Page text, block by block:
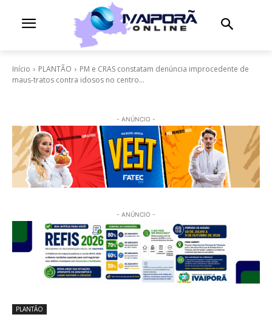
Início PLANTÃO
PM e CRAS constatam denúncia improcedente de
maus-tratos contra idosos no centro...
- ANÚNCIO -
- ANÚNCIO -
PLANTÃO